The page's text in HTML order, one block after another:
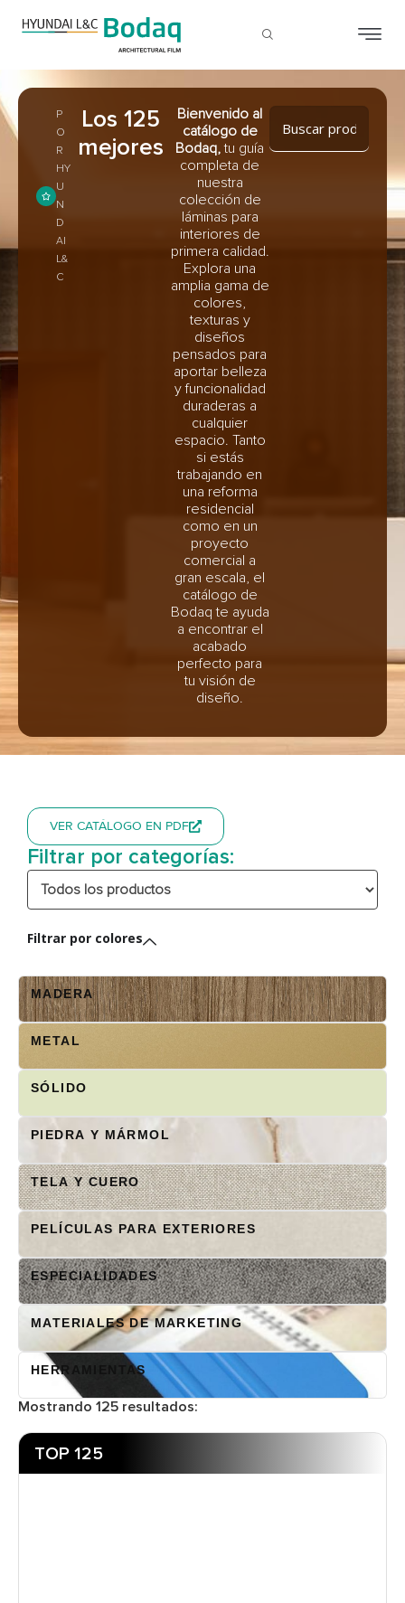
P
O
R
HY
U
N
D
AI
L&
C
Los 125
mejores
Bienvenido al
catálogo de
Bodaq,tu guía
completa de
nuestra
colección de
láminas para
interiores de
primera calidad.
Explora una
amplia gama de
colores,
texturas y
diseños
pensados ​​para
aportar belleza
y funcionalidad
duraderas a
cualquier
espacio. Tanto
si estás
trabajando en
una reforma
residencial
como en un
proyecto
comercial a
gran escala, el
catálogo de
Bodaq te ayuda
a encontrar el
acabado
perfecto para
tu visión de
diseño.
VER CATÁLOGO EN PDF
Filtrar por categorías:
Filtrar por colores
MADERA
METAL
SÓLIDO
PIEDRA Y MÁRMOL
TELA Y CUERO
PELÍCULAS PARA EXTERIORES
ESPECIALIDADES
MATERIALES DE MARKETING
HERRAMIENTAS
Mostrando 125 resultados:
TOP 125